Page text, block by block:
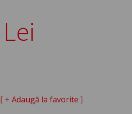
Lei
[ + Adaugă la favorite ]